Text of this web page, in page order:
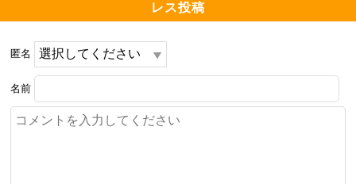
レス投稿
匿名
名前